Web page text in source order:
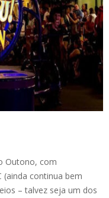
Outono, com
(ainda continua bem
– talvez seja um dos